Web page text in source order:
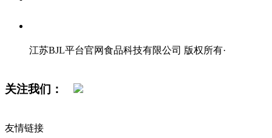
江苏BJL平台官网食品科技有限公司 版权所有·
关注我们：
友情链接